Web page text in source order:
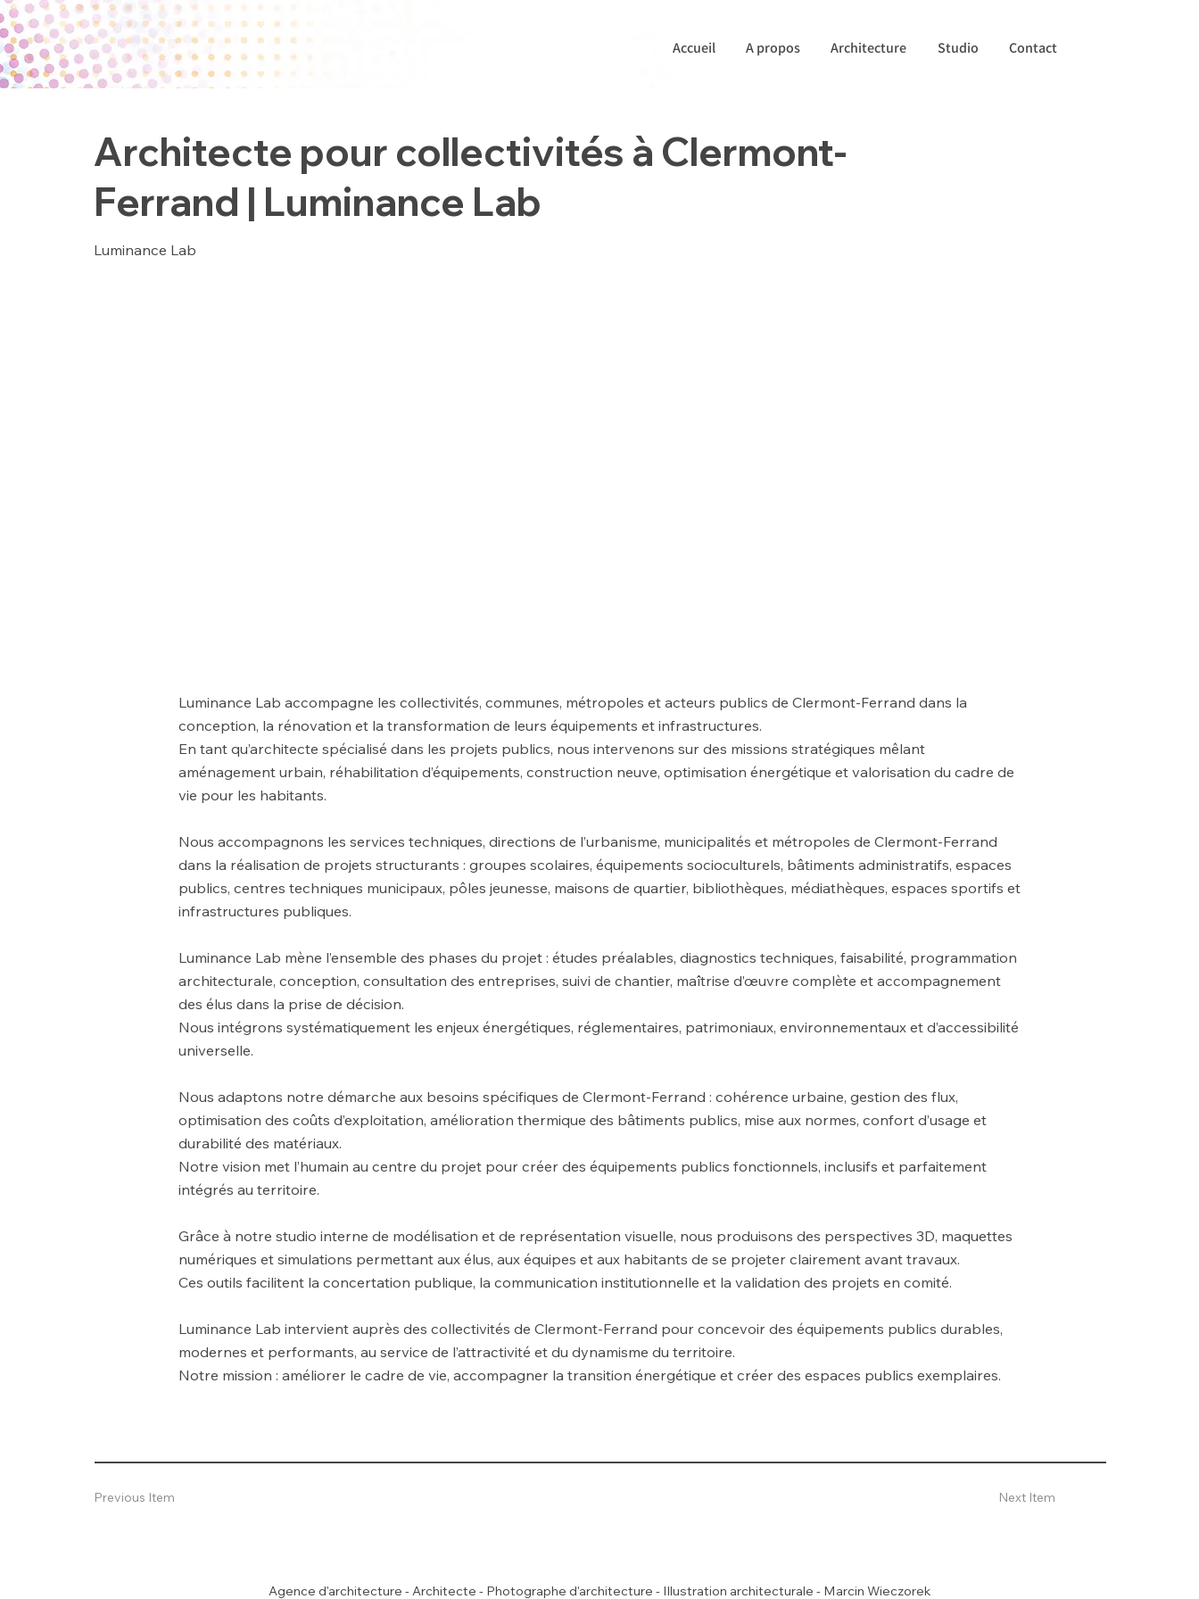
Contact
Studio
Architecture
A propos
Accueil
Architecte pour collectivités à Clermont-
Ferrand | Luminance Lab
Luminance Lab
Luminance Lab accompagne les collectivités, communes, métropoles et acteurs publics de Clermont-Ferrand dans la
conception, la rénovation et la transformation de leurs équipements et infrastructures.
En tant qu’architecte spécialisé dans les projets publics, nous intervenons sur des missions stratégiques mêlant
aménagement urbain, réhabilitation d’équipements, construction neuve, optimisation énergétique et valorisation du cadre de
vie pour les habitants.
Nous accompagnons les services techniques, directions de l’urbanisme, municipalités et métropoles de Clermont-Ferrand
dans la réalisation de projets structurants : groupes scolaires, équipements socioculturels, bâtiments administratifs, espaces
publics, centres techniques municipaux, pôles jeunesse, maisons de quartier, bibliothèques, médiathèques, espaces sportifs et
infrastructures publiques.
Luminance Lab mène l’ensemble des phases du projet : études préalables, diagnostics techniques, faisabilité, programmation
architecturale, conception, consultation des entreprises, suivi de chantier, maîtrise d’œuvre complète et accompagnement
des élus dans la prise de décision.
Nous intégrons systématiquement les enjeux énergétiques, réglementaires, patrimoniaux, environnementaux et d’accessibilité
universelle.
Nous adaptons notre démarche aux besoins spécifiques de Clermont-Ferrand : cohérence urbaine, gestion des flux,
optimisation des coûts d’exploitation, amélioration thermique des bâtiments publics, mise aux normes, confort d’usage et
durabilité des matériaux.
Notre vision met l’humain au centre du projet pour créer des équipements publics fonctionnels, inclusifs et parfaitement
intégrés au territoire.
Grâce à notre studio interne de modélisation et de représentation visuelle, nous produisons des perspectives 3D, maquettes
numériques et simulations permettant aux élus, aux équipes et aux habitants de se projeter clairement avant travaux.
Ces outils facilitent la concertation publique, la communication institutionnelle et la validation des projets en comité.
Luminance Lab intervient auprès des collectivités de Clermont-Ferrand pour concevoir des équipements publics durables,
modernes et performants, au service de l’attractivité et du dynamisme du territoire.
Notre mission : améliorer le cadre de vie, accompagner la transition énergétique et créer des espaces publics exemplaires.
Previous Item Next Item
Agence d'architecture - Architecte - Photographe d'architecture - Illustration architecturale - Marcin Wieczorek